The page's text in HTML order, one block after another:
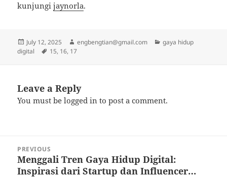
kunjungijaynorla.
Posted
on
July 12, 2025 Author
engbengtian@gmail.com Categories
gaya hidup
digital
Tags
15, 16, 17
Leave a Reply
You must belogged in to post a comment.
navigation
PREVIOUS
Previous
post:
Menggali Tren Gaya Hidup Digital:
Inspirasi dari Startup dan Influencer…